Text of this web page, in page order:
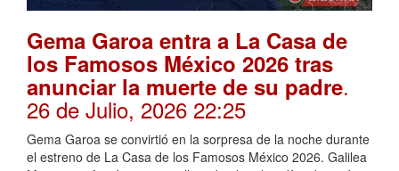
Gema Garoa entra a La Casa de
los Famosos México 2026 tras
anunciar la muerte de su padre.
26 de Julio, 2026 22:25
Gema Garoa se convirtió en la sorpresa de la noche durante
el estreno de La Casa de los Famosos México 2026. Galilea